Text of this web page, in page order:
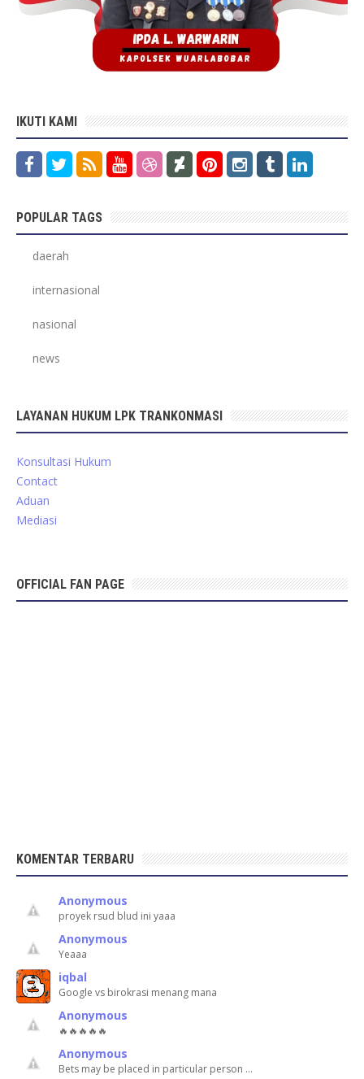
IKUTI KAMI
POPULAR TAGS
daerah
internasional
nasional
news
LAYANAN HUKUM LPK TRANKONMASI
Konsultasi Hukum
Contact
Aduan
Mediasi
OFFICIAL FAN PAGE
KOMENTAR TERBARU
Anonymous
proyek rsud blud ini yaaa
Anonymous
Yeaaa
iqbal
Google vs birokrasi menang mana
Anonymous
🔥🔥🔥🔥🔥
Anonymous
Bets may be placed in particular person …